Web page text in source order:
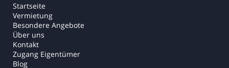
Startseite
Vermietung
Besondere Angebote
Über uns
Kontakt
Zugang Eigentümer
Blog